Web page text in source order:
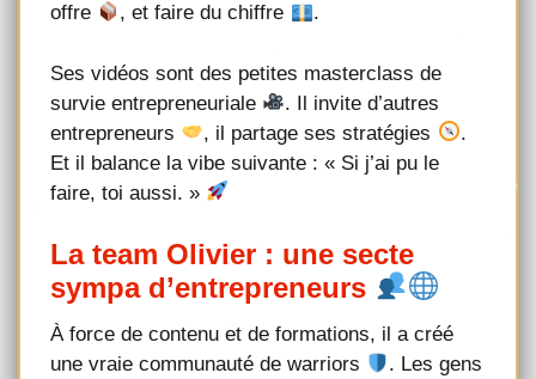
offre
, et faire du chiffre .
Ses vidéos sont des petites masterclass de
survie entrepreneuriale
. Il invite d’autres
entrepreneurs
, il partage ses stratégies
.
Et il balance la vibe suivante : « Si j’ai pu le
faire, toi aussi. »
La team Olivier : une secte
sympa d’entrepreneurs
À force de contenu et de formations, il a créé
une vraie communauté de warriors
. Les gens